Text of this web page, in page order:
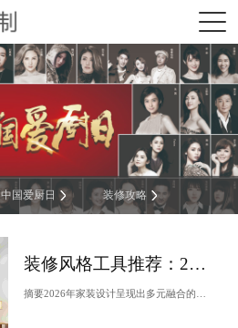
中国爱厨日 装修攻略
装修风格工具推荐：2026流行效果图预览